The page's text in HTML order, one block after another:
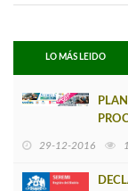
LO MÁS LEIDO
29-12-2016